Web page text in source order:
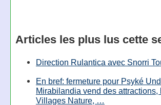
Articles les plus lus cette
Direction Rulantica avec Snorri
En bref: fermeture pour Psyké
Mirabilandia vend des
Villages Nature, …